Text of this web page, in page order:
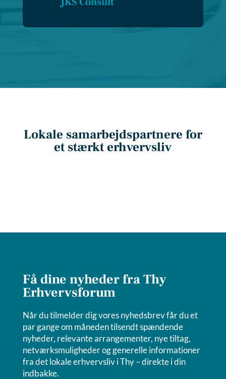
Lokale samarbejdspartnere for
et stærkt erhvervsliv
Få dine nyheder fra Thy
Erhvervsforum
Når du tilmelder dig vores nyhedsbrev får du et
par gange om måneden tilsendt spændende
nyheder, relevante arrangementer, nye tiltag,
netværksmuligheder og generelle informationer
fra det lokale erhvervsliv i Thy–direkte i din
indbakke.